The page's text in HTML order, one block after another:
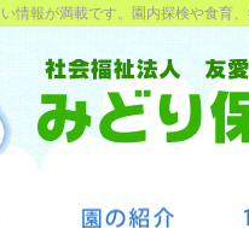
情報が満載です。園内探検や食育